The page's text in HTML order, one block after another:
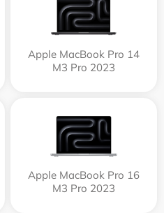
Apple MacBook Pro 14
M3 Pro 2023
Apple MacBook Pro 16
M3 Pro 2023